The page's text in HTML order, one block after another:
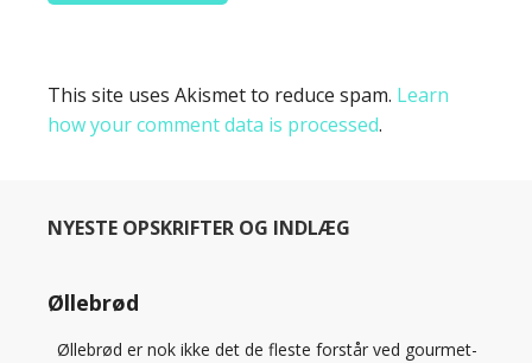
This site uses Akismet to reduce spam. Learn
how your comment data is processed.
NYESTE OPSKRIFTER OG INDLÆG
Øllebrød
Øllebrød er nok ikke det de fleste forstår ved gourmet-